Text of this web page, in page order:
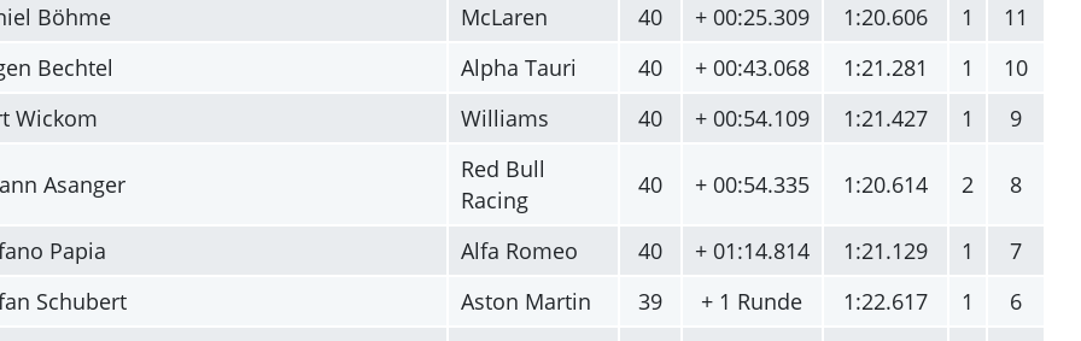
Böhme McLaren 40 + 00:25.309 1:20.606 1
11
Bechtel Alpha Tauri 40 + 00:43.068 1:21.281 1
10
Wickom Williams 40 + 00:54.109 1:21.427 1 9
Asanger
Red Bull
Racing
40 + 00:54.335 1:20.614 2 8
Papia Alfa Romeo 40 + 01:14.814 1:21.129 1
7
Schubert Aston Martin 39 + 1 Runde 1:22.617 1
6